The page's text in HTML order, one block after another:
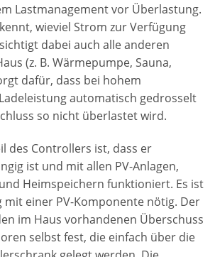
Lastmanagement vor Überlastung.
wieviel Strom zur Verfügung
dabei auch alle anderen
(z. B. Wärmepumpe, Sauna,
dafür, dass bei hohem
automatisch gedrosselt
so nicht überlastet wird.
des Controllers ist, dass er
ist und mit allen PV-Anlagen,
Heimspeichern funktioniert. Es ist
mit einer PV-Komponente nötig. Der
im Haus vorhandenen Überschuss
selbst fest, die einfach über die